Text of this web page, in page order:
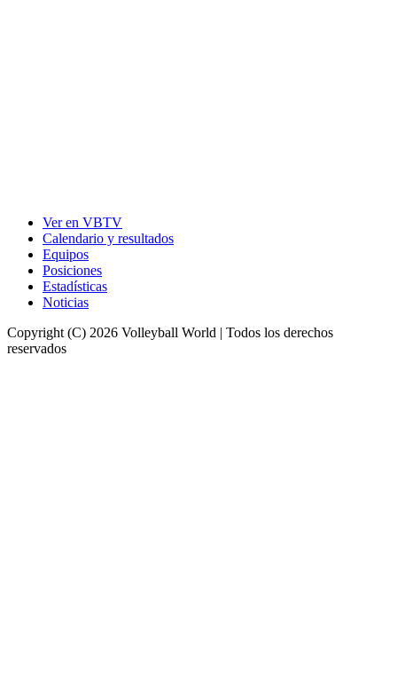
Ver en VBTV
Calendario y resultados
Equipos
Posiciones
Estadísticas
Noticias
Copyright (C) 2026 Volleyball World | Todos los derechos
reservados